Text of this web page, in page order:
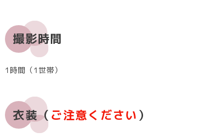
撮影時間
1時間（1世帯）
衣装（ご注意ください ）